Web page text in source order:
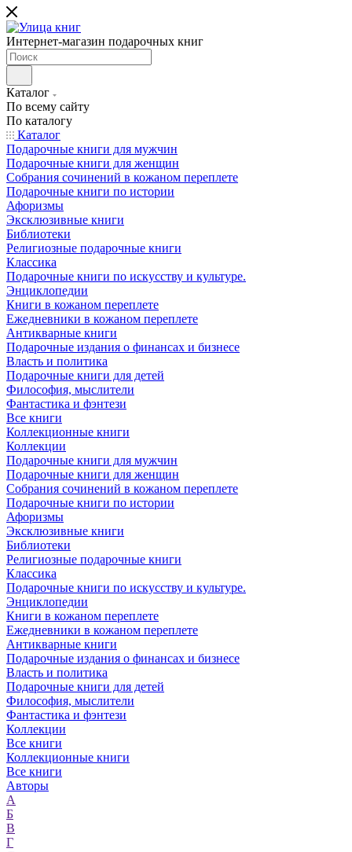
Интернет-магазин подарочных книг
Каталог
По всему сайту
По каталогу
Каталог
Подарочные книги для мужчин
Подарочные книги для женщин
Собрания сочинений в кожаном переплете
Подарочные книги по истории
Афоризмы
Эксклюзивные книги
Библиотеки
Религиозные подарочные книги
Классика
Подарочные книги по искусству и культуре.
Энциклопедии
Книги в кожаном переплете
Ежедневники в кожаном переплете
Антикварные книги
Подарочные издания о финансах и бизнесе
Власть и политика
Подарочные книги для детей
Философия, мыслители
Фантастика и фэнтези
Все книги
Коллекционные книги
Коллекции
Подарочные книги для мужчин
Подарочные книги для женщин
Собрания сочинений в кожаном переплете
Подарочные книги по истории
Афоризмы
Эксклюзивные книги
Библиотеки
Религиозные подарочные книги
Классика
Подарочные книги по искусству и культуре.
Энциклопедии
Книги в кожаном переплете
Ежедневники в кожаном переплете
Антикварные книги
Подарочные издания о финансах и бизнесе
Власть и политика
Подарочные книги для детей
Философия, мыслители
Фантастика и фэнтези
Коллекции
Все книги
Коллекционные книги
Все книги
Авторы
А
Б
В
Г